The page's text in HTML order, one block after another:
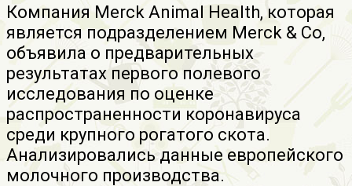
Компания Merck Animal Health, которая
является подразделением Merck & Co,
объявила о предварительных
результатах первого полевого
исследования по оценке
распространенности коронавируса
среди крупного рогатого скота.
Анализировались данные европейского
молочного производства.